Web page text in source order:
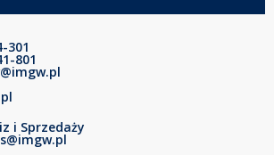
301
801
i Sprzedaży